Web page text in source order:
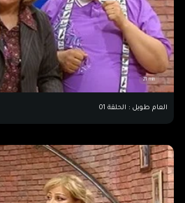
21 min
العام طويل : الحلقة 01